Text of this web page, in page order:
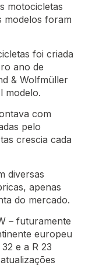
motocicletas
modelos foram
foi criada
ano de
& Wolfmüller
modelo.
com
pelo
crescia cada
diversas
apenas
do mercado.
– futuramente
europeu
e a R 23